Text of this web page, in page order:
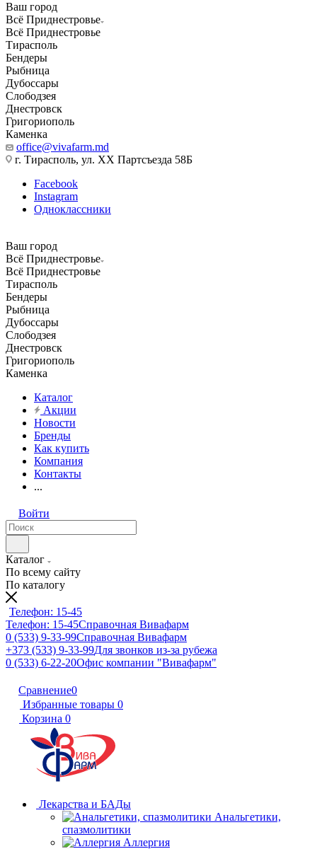
Ваш город
Всё Приднестровье
Всё Приднестровье
Тирасполь
Бендеры
Рыбница
Дубоссары
Слободзея
Днестровск
Григориополь
Каменка
office@vivafarm.md
г. Тирасполь, ул. ХХ Партсъезда 58Б
Facebook
Instagram
Одноклассники
Ваш город
Всё Приднестровье
Всё Приднестровье
Тирасполь
Бендеры
Рыбница
Дубоссары
Слободзея
Днестровск
Григориополь
Каменка
Каталог
Акции
Новости
Бренды
Как купить
Компания
Контакты
...
Войти
Каталог
По всему сайту
По каталогу
Телефон: 15-45
Телефон: 15-45Справочная Вивафарм
0 (533) 9-33-99Справочная Вивафарм
+373 (533) 9-33-99Для звонков из-за рубежа
0 (533) 6-22-20Офис компании "Вивафарм"
Сравнение0
Избранные товары 0
Корзина 0
Лекарства и БАДы
Анальгетики,
спазмолитики
Аллергия